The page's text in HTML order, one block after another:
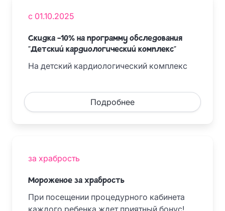
с 01.10.2025
Скидка -10% на программу обследования
"Детский кардиологический комплекс"
На детский кардиологический комплекс
Подробнее
за храбрость
Мороженое за храбрость
При посещении процедурного кабинета
каждого ребенка ждет приятный бонус!